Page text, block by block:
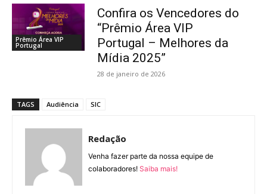
Prêmio Área VIP
Portugal
Confira os Vencedores do
“Prêmio Área VIP
Portugal – Melhores da
Mídia 2025”
28 de janeiro de 2026
TAGS Audiência SIC
Redação
Venha fazer parte da nossa equipe de
colaboradores! Saiba mais!